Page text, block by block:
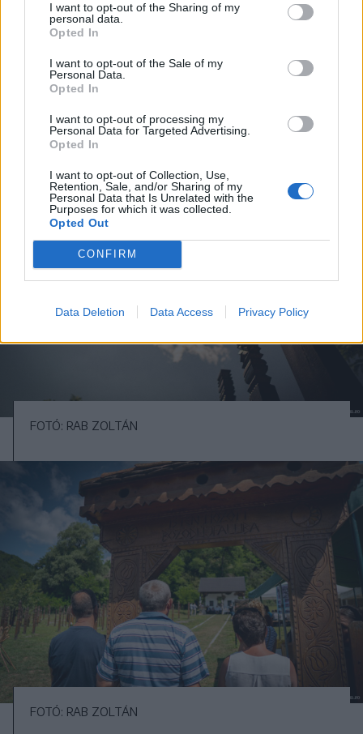
I want to opt-out of the Sharing of my
personal data.
Opted In
I want to opt-out of the Sale of my
Personal Data.
Opted In
I want to opt-out of processing my
Personal Data for Targeted Advertising.
Opted In
I want to opt-out of Collection, Use,
Retention, Sale, and/or Sharing of my
Personal Data that Is Unrelated with the
Purposes for which it was collected.
Opted Out
CONFIRM
Data Deletion Data Access Privacy Policy
FOTÓ: RAB ZOLTÁN
FOTÓ: RAB ZOLTÁN
FOTÓ: RAB ZOLTÁN